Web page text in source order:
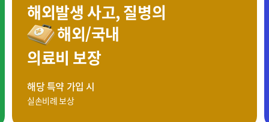
해외발생 사고, 질병의
해외/국내
의료비 보장
해당 특약 가입 시
실손비례 보상